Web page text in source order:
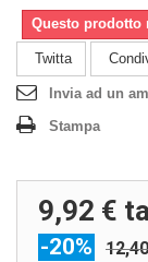
Questo
Twitta
Invia ad un
Stampa
9,92 €
-20%